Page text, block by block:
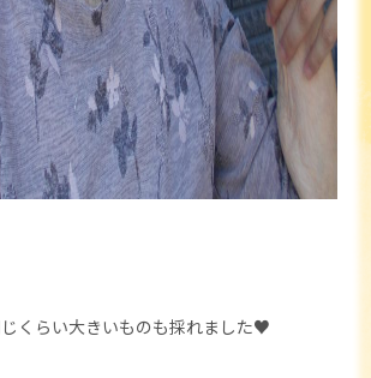
くらい大きいものも採れました♥